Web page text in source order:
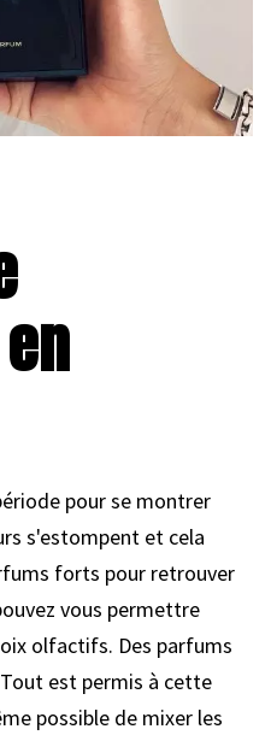
pour se montrer
s'estompent et cela
forts pour retrouver
vous permettre
olfactifs. Des parfums
est permis à cette
possible de mixer les